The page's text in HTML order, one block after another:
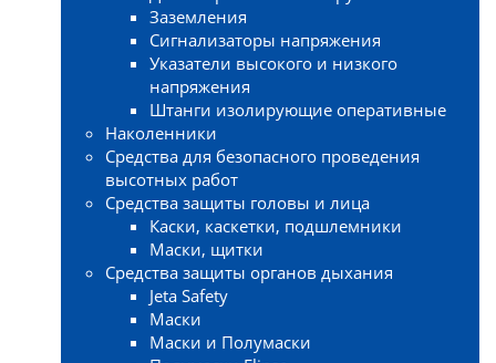
Заземления
Сигнализаторы напряжения
Указатели высокого и низкого
напряжения
Штанги изолирующие оперативные
Наколенники
Средства для безопасного проведения
высотных работ
Средства защиты головы и лица
Каски, каскетки, подшлемники
Маски, щитки
Средства защиты органов дыхания
Jeta Safety
Маски
Маски и Полумаски